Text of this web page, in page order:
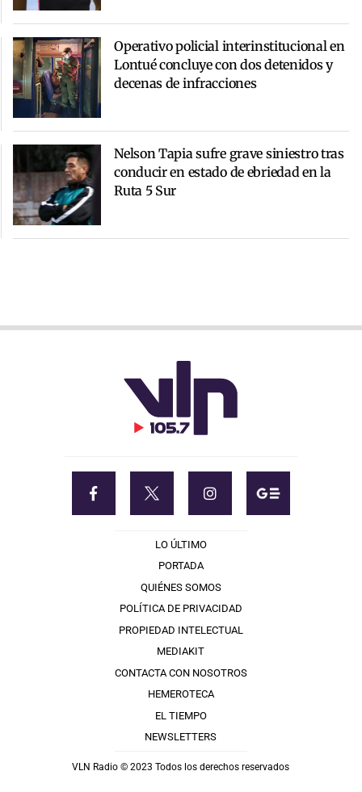
Operativo policial interinstitucional en
Lontué concluye con dos detenidos y
decenas de infracciones
Nelson Tapia sufre grave siniestro tras
conducir en estado de ebriedad en la
Ruta 5 Sur
LO ÚLTIMO
PORTADA
QUIÉNES SOMOS
POLÍTICA DE PRIVACIDAD
PROPIEDAD INTELECTUAL
MEDIAKIT
CONTACTA CON NOSOTROS
HEMEROTECA
EL TIEMPO
NEWSLETTERS
VLN Radio © 2023 Todos los derechos reservados